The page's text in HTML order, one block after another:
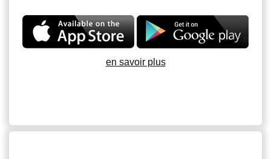
en savoir plus